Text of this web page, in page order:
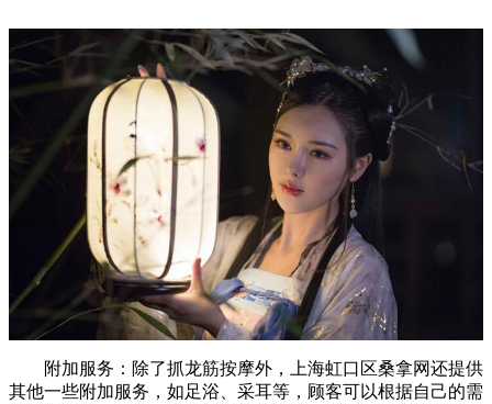
附加服务：除了抓龙筋按摩外，上海虹口区桑拿网还提供
其他一些附加服务，如足浴、采耳等，顾客可以根据自己的需